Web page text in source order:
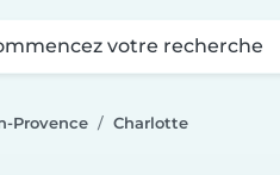
votre recherche
Provence Charlotte